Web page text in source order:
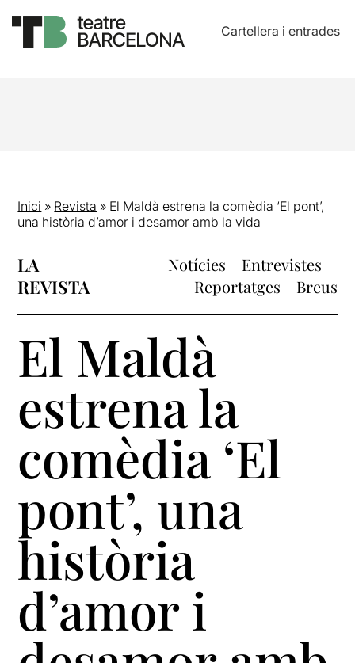
Cartellera i entrades
Inici » Revista » El Maldà estrena la comèdia ‘El pont’,
una història d’amor i desamor amb la vida
LA
REVISTA
Notícies
Entrevistes
Reportatges
Breus
El Maldà
estrena la
comèdia ‘El
pont’, una
història
d’amor i